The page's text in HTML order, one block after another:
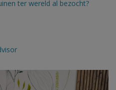
ter wereld al bezocht?